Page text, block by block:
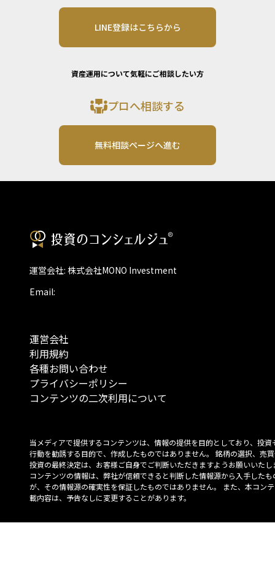
LINE登録はこちらから
資産運用について気軽にご相談したい方
プロへ相談する
無料相談ページへ進む
運営会社: 株式会社MONO Investment
Email:
運営会社
利用規約
各種お問い合わせ
プライバシーポリシー
コンテンツの二次利用について
当メディアで提供するコンテンツは、情報の提供を目的としており、投資
行動を勧誘する目的で、作成したものではありません。 銘柄の選択、売
投資の最終決定は、お客様ご自身でご判断いただきますようお願いいたし
コンテンツの情報は、弊社が信頼できると判断した情報源から入手したも
が、その情報源の確実性を保証したものではありません。 また、本コン
載内容は、予告なしに変更することがあります。